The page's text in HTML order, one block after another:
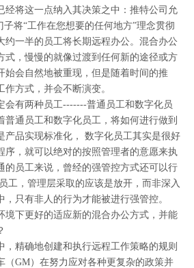
经将这一点纳入其决策之中：推特公司允
子将“工作在您想要的任何地方”理念贯彻
约一半的员工将长期远程办公。混合办公
式，慢慢的就像过渡到任何新的途径或方
始会自然地被重现，但是随着时间的推
方式，并会不断演变。
会有两种员工-------普通员工和数字化员
普通员工和数字化员工，将如何进行做到
产品实现标准化， 数字化员工其实是很好
序，就可以绝对的按照管理者的意愿来执
的员工来说，曾经的强管控方式还可以行
工，管理层采取的应该是放开，而非深入
只有非人的行为才能被进行强管控。
境下更好的适应新的混合办公方式，并能
，精确地创建和执行远程工作策略的规则
（GM）在努力应对各种更复杂的政策并